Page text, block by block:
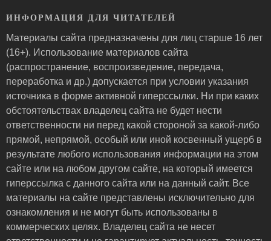
ИНФОРМАЦИЯ ДЛЯ ЧИТАТЕЛЕЙ
Материалы сайта предназначены для лиц старше 16 лет
(16+). Использование материалов сайта
(распространение, воспроизведение, передача,
переработка и др.) допускается при условии указания
источника в форме активной гиперссылки. Ни при каких
обстоятельствах владелец сайта не будет нести
ответственности ни перед какой стороной за какой-либо
прямой, непрямой, особый или иной косвенный ущерб в
результате любого использования информации на этом
сайте или на любом другом сайте, на который имеется
гиперссылка с данного сайта или на данный сайт. Все
материалы на сайте представлены исключительно для
ознакомления и не могут быть использованы в
коммерческих целях. Владелец сайта не несет